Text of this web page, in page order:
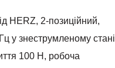
HERZ, 2-позиційний,
у знеструмленому стані
100 Н, робоча